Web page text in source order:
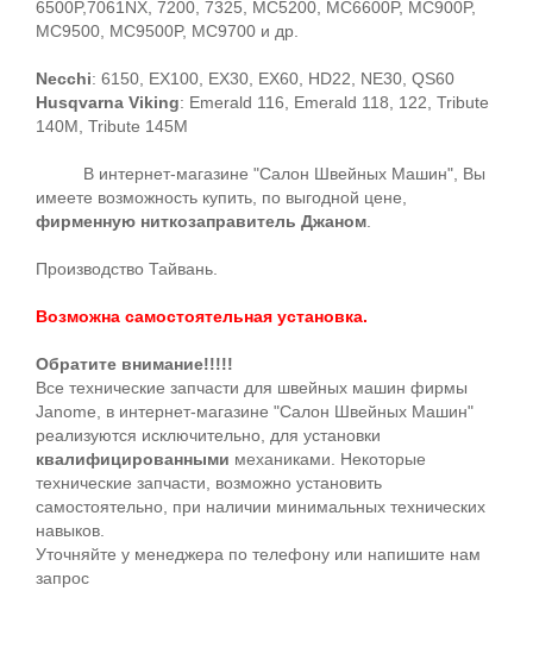
6500P,7061NX, 7200, 7325, MC5200, MC6600P, MC900P,
MC9500, MC9500P, MC9700 и др.
Necchi: 6150, EX100, EX30, EX60, HD22, NE30, QS60
Husqvarna Viking: Emerald 116, Emerald 118, 122, Tribute
140M, Tribute 145M
В интернет-магазине "Салон Швейных Машин", Вы
имеете возможность купить, по выгодной цене,
фирменную ниткозаправитель Джаном
Производство Тайвань.
Возможна самостоятельная установка.
Обратите внимание!!!!!
Все технические запчасти для швейных машин фирмы
Janome, в интернет-магазине "Салон Швейных Машин"
реализуются исключительно, для установки
квалифицированными механиками. Некоторые
технические запчасти, возможно установить
самостоятельно, при наличии минимальных технических
навыков.
Уточняйте у менеджера по телефону или напишите нам
запрос